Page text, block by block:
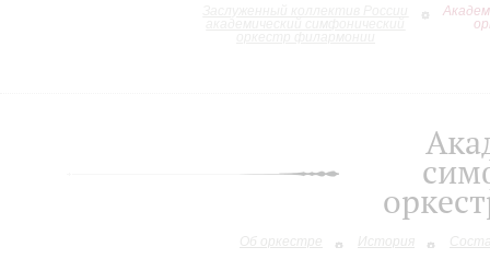
Об оркестре История